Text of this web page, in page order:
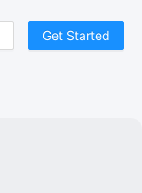
Get Started